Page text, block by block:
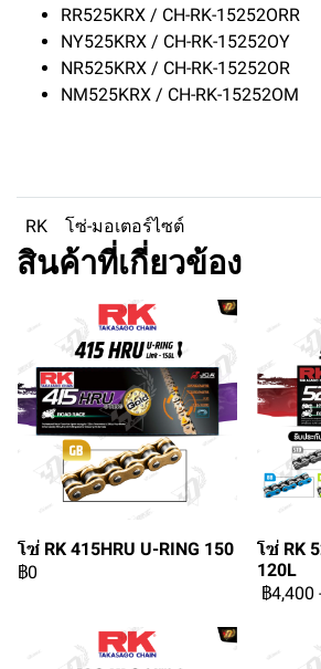
RR525KRX / CH-RK-15252ORR
NY525KRX / CH-RK-15252OY
NR525KRX / CH-RK-15252OR
NM525KRX / CH-RK-15252OM
RK โซ่-มอเตอร์ไซต์
สินค้าที่เกี่ยวข้อง
โซ่ RK 415HRU U-RING 150
฿0
โซ่ RK
120L
฿4,400